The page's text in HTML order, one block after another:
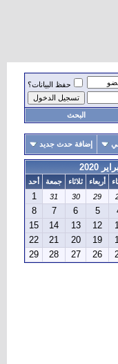
حفظ البيانات؟
البحث
إضافة حدث جديد
2020
أربعاء ثلاثاء جمعة
أحد
29
30
31
1
5
6
7
8
12
13
14
15
19
20
21
22
26
27
28
29